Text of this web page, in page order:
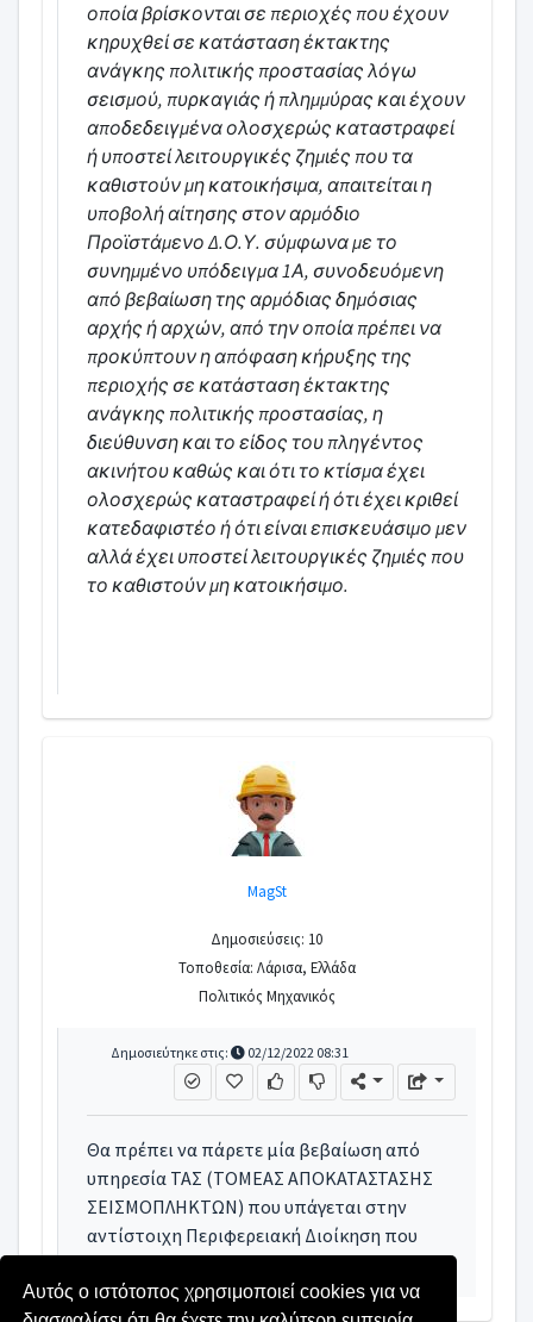
Αυτός ο ιστότοπος χρησιμοποιεί cookies για να
οποία βρίσκονται σε περιοχές που έχουν
κηρυχθεί σε κατάσταση έκτακτης
ανάγκης πολιτικής προστασίας λόγω
σεισμού, πυρκαγιάς ή πλημμύρας και έχουν
αποδεδειγμένα ολοσχερώς καταστραφεί
ή υποστεί λειτουργικές ζημιές που τα
καθιστούν μη κατοικήσιμα, απαιτείται η
υποβολή αίτησης στον αρμόδιο
Προϊστάμενο Δ.Ο.Υ. σύμφωνα με το
συνημμένο υπόδειγμα 1Α, συνοδευόμενη
από βεβαίωση της αρμόδιας δημόσιας
αρχής ή αρχών, από την οποία πρέπει να
προκύπτουν η απόφαση κήρυξης της
περιοχής σε κατάσταση έκτακτης
ανάγκης πολιτικής προστασίας, η
διεύθυνση και το είδος του πληγέντος
ακινήτου καθώς και ότι το κτίσμα έχει
ολοσχερώς καταστραφεί ή ότι έχει κριθεί
κατεδαφιστέο ή ότι είναι επισκευάσιμο μεν
αλλά έχει υποστεί λειτουργικές ζημιές που
το καθιστούν μη κατοικήσιμο.
MagSt
Δημοσιεύσεις: 10
Τοποθεσία: Λάρισα, Ελλάδα
Πολιτικός Μηχανικός
Δημοσιεύτηκε στις: 02/12/2022 08:31
Θα πρέπει να πάρετε μία βεβαίωση από
υπηρεσία ΤΑΣ (ΤΟΜΕΑΣ ΑΠΟΚΑΤΑΣΤΑΣΗΣ
ΣΕΙΣΜΟΠΛΗΚΤΩΝ) που υπάγεται στην
αντίστοιχη Περιφερειακή Διοίκηση που